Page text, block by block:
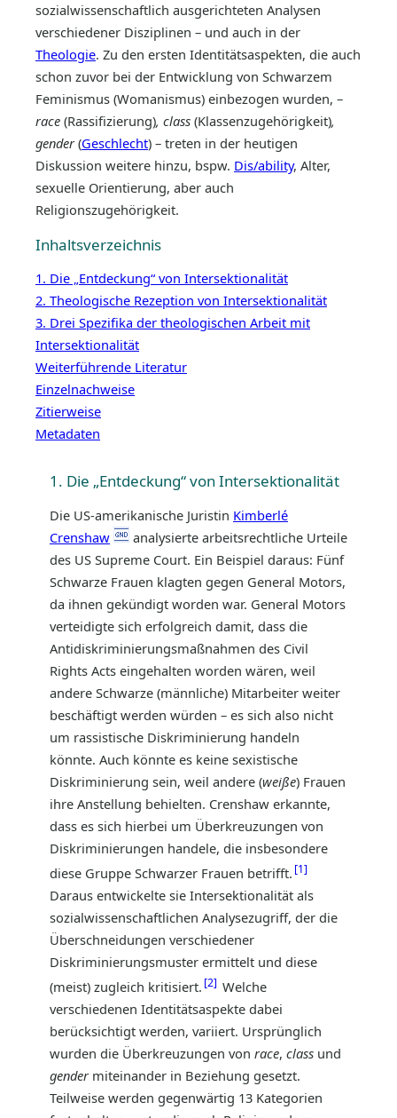
sozialwissenschaftlich ausgerichteten Analysen
verschiedener Disziplinen – und auch in der
Theologie. Zu den ersten Identitätsaspekten, die auch
schon zuvor bei der Entwicklung von Schwarzem
Feminismus (Womanismus) einbezogen wurden, –
race (Rassifizierung), class (Klassenzugehörigkeit),
gender(Geschlecht) – treten in der heutigen
Diskussion weitere hinzu, bspw. Dis/ability, Alter,
sexuelle Orientierung, aber auch
Religionszugehörigkeit.
Inhaltsverzeichnis
1. Die „Entdeckung“ von Intersektionalität
2. Theologische Rezeption von Intersektionalität
3. Drei Spezifika der theologischen Arbeit mit
Intersektionalität
Weiterführende Literatur
Einzelnachweise
Zitierweise
Metadaten
1. Die „Entdeckung“ von Intersektionalität
Die US-amerikanische Juristin Kimberlé
Crenshaw
analysierte arbeitsrechtliche Urteile
des US Supreme Court. Ein Beispiel daraus: Fünf
Schwarze Frauen klagten gegen General Motors,
da ihnen gekündigt worden war. General Motors
verteidigte sich erfolgreich damit, dass die
Antidiskriminierungsmaßnahmen des Civil
Rights Acts eingehalten worden wären, weil
andere Schwarze (männliche) Mitarbeiter weiter
beschäftigt werden würden – es sich also nicht
um rassistische Diskriminierung handeln
könnte. Auch könnte es keine sexistische
Diskriminierung sein, weil andere (weiße) Frauen
ihre Anstellung behielten. Crenshaw erkannte,
dass es sich hierbei um Überkreuzungen von
Diskriminierungen handele, die insbesondere
diese Gruppe Schwarzer Frauen betrifft. 1
Daraus entwickelte sie Intersektionalität als
sozialwissenschaftlichen Analysezugriff, der die
Überschneidungen verschiedener
Diskriminierungsmuster ermittelt und diese
(meist) zugleich kritisiert. 2 Welche
verschiedenen Identitätsaspekte dabei
berücksichtigt werden, variiert. Ursprünglich
wurden die Überkreuzungen von race, class und
gender miteinander in Beziehung gesetzt.
Teilweise werden gegenwärtig 13 Kategorien